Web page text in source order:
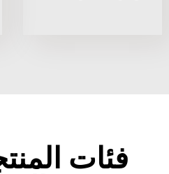
فئات